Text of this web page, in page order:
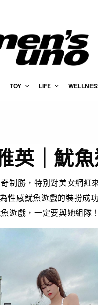
TOY LIFE
英｜魷
制勝，特別對美女網紅
性感魷魚遊戲的裝扮成
遊戲，一定要與她組隊！